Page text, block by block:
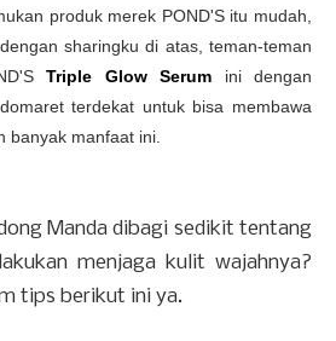
produk merek POND'S itu mudah,
sharingku di atas, teman-teman
Triple Glow Serum ini dengan
terdekat untuk bisa membawa
banyak manfaat ini.
Manda dibagi sedikit tentang
menjaga kulit wajahnya?
tips berikut ini ya.